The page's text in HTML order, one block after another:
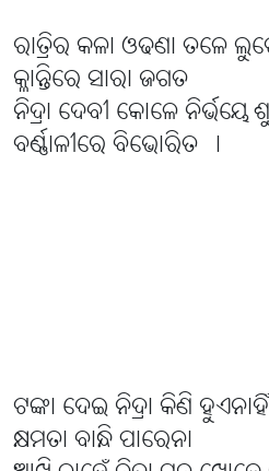
ରାତ୍ରିର କଳା ଓଢଣା ତଳେ
କ୍ଳାନ୍ତିରେ ସାରା ଜଗତ
ନିଦ୍ରା ଦେବୀ କୋଳେ ନିର୍ଭୟେ
ବର୍ଣ୍ଣାଳୀରେ ବିଭୋରିତ ।
ଟଙ୍କା ଦେଇ ନିଦ୍ରା କିଣି ହୁଏନାହିଁ
କ୍ଷମତା ବାନ୍ଧି ପାରେନା